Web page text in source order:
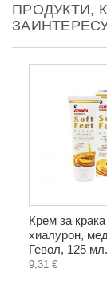
ПРОДУКТИ,
Крем за крака
хиалурон,
Гевол, 125 мл.
9,31 €